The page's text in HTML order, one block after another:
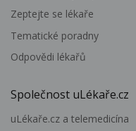
Zeptejte se lékaře
Tematické poradny
Odpovědi lékařů
Společnost uLékaře.cz
uLékaře.cz a telemedicína